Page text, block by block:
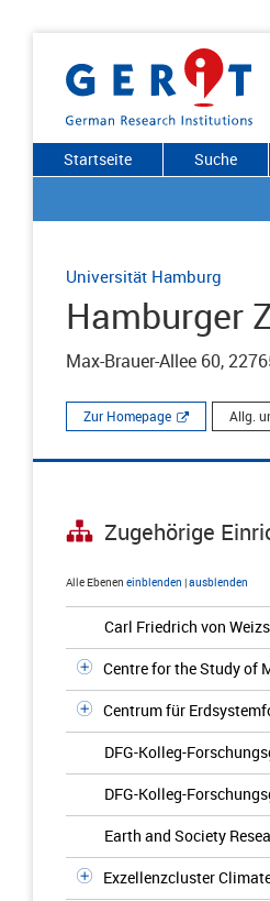
Startseite Suche
Universität Hamburg
Hamburger
Max-Brauer-Allee 60,
Zur Homepage Allg.
Zugehörige
Alle Ebenen einblenden |ausblenden
Carl Friedrich von
Centre for the Study of
Centrum für
DFG-Kolleg-
DFG-Kolleg-
Earth and Society
Exzellenzcluster